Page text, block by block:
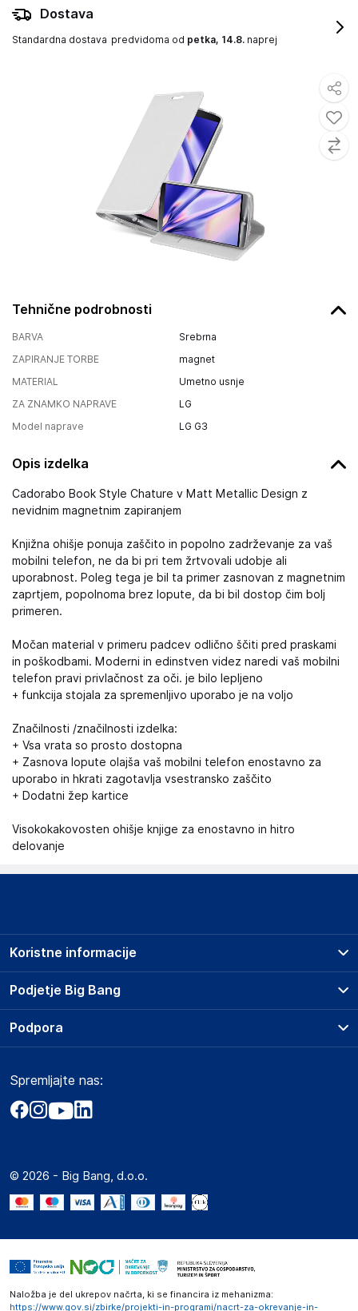
Tehnične podrobnosti
BARVA
Srebrna
ZAPIRANJE TORBE
magnet
MATERIAL
Umetno usnje
ZA ZNAMKO NAPRAVE
LG
Model naprave
LG G3
Opis izdelka
Cadorabo Book Style Chature v Matt Metallic Design z
nevidnim magnetnim zapiranjem
Knjižna ohišje ponuja zaščito in popolno zadrževanje za vaš
mobilni telefon, ne da bi pri tem žrtvovali udobje ali
uporabnost. Poleg tega je bil ta primer zasnovan z magnetnim
zaprtjem, popolnoma brez lopute, da bi bil dostop čim bolj
primeren.
Močan material v primeru padcev odlično ščiti pred praskami
in poškodbami. Moderni in edinstven videz naredi vaš mobilni
telefon pravi privlačnost za oči. je bilo lepljeno
+ funkcija stojala za spremenljivo uporabo je na voljo
Značilnosti /značilnosti izdelka:
+ Vsa vrata so prosto dostopna
+ Zasnova lopute olajša vaš mobilni telefon enostavno za
uporabo in hkrati zagotavlja vsestransko zaščito
+ Dodatni žep kartice
Visokokakovosten ohišje knjige za enostavno in hitro
delovanje
Dostava
Standardna dostava predvidoma od petka, 14.8. naprej
Podjetje Big Bang
O podjetju
Obvestila za javnost
Akt o digitalnih storitvah
Marketplace za partnerje
Novosti
Koristne informacije
Prodajna mesta
Storitve
Dostava, vnos in odvoz
Zavarovanje izdelkov
Podpora
Marketplace
Kako oddati naročilo?
Spremljajte nas:
© 2026 - Big Bang, d.o.o.
Naložba je del ukrepov načrta, ki se financira iz mehanizma:
https://www.gov.si/zbirke/projekti-in-programi/nacrt-za-okrevanje-in-